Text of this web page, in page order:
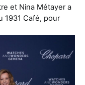
et Nina Métayer a
1931 Café, pour